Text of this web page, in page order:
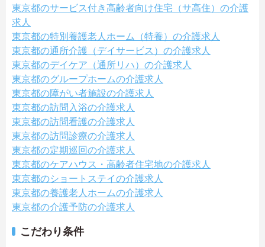
東京都のサービス付き高齢者向け住宅（サ高住）の介護
求人
東京都の特別養護老人ホーム（特養）の介護求人
東京都の通所介護（デイサービス）の介護求人
東京都のデイケア（通所リハ）の介護求人
東京都のグループホームの介護求人
東京都の障がい者施設の介護求人
東京都の訪問入浴の介護求人
東京都の訪問看護の介護求人
東京都の訪問診療の介護求人
東京都の定期巡回の介護求人
東京都のケアハウス・高齢者住宅地の介護求人
東京都のショートステイの介護求人
東京都の養護老人ホームの介護求人
東京都の介護予防の介護求人
こだわり条件